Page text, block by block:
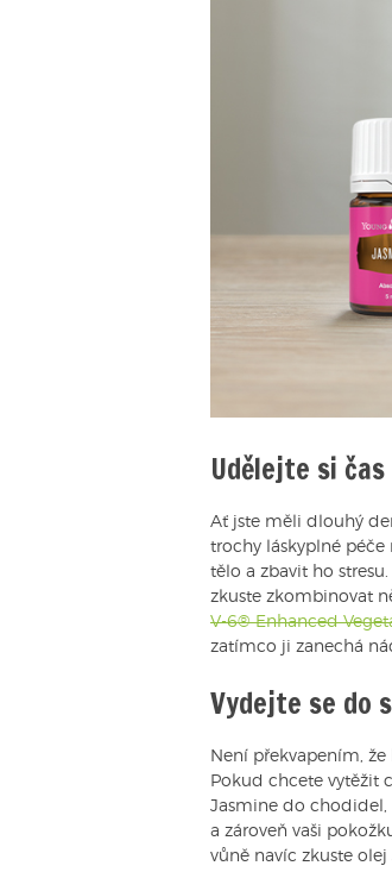
Udělejte si
Ať jste měli dlouhý
trochy láskyplné péče
tělo a zbavit ho
zkuste zkombinovat
V-6® Enhanced
zatímco ji zanechá
Vydejte se do
Není překvapením,
Pokud chcete vytěžit
Jasmine do chodidel,
a zároveň vaši
vůně navíc zkuste